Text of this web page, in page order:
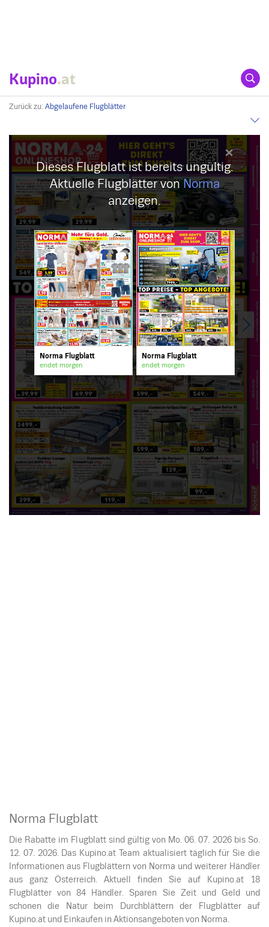
Kupino.at
Zurück zu: Abgelaufene Flugblätter
Dieses Flugblatt ist bereits ungültig.
Aktuelle Flugblätter vonNorma
anzeigen.
Norma Flugblatt
endet morgen
Norma Flugblatt
endet morgen
Norma Flugblatt
Die Rabatte im Flugblatt sind gültig von Mo. 06. 07. 2026 bis So.
12. 07. 2026. Das Kupino.at Team aktualisiert täglich für Sie die
Informationen aus Flugblättern von Norma und weiterer Händler
aus ganz Österreich. Aktuell finden Sie auf Kupino.at 18
Flugblätter von 84 Händler. Sparen Sie Zeit und Geld und
schonen die Natur beim Durchblättern der Flugblätter auf
Kupino.at und Einkaufen in Aktionsangeboten von Norma.